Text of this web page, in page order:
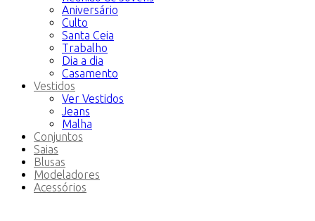
Aniversário
Culto
Santa Ceia
Trabalho
Dia a dia
Casamento
Vestidos
Ver Vestidos
Jeans
Malha
Conjuntos
Saias
Blusas
Modeladores
Acessórios